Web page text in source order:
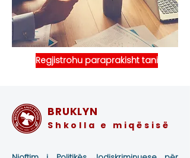
Regjistrohu paraprakisht tani
BRUKLYN
Shkolla e miqësisë